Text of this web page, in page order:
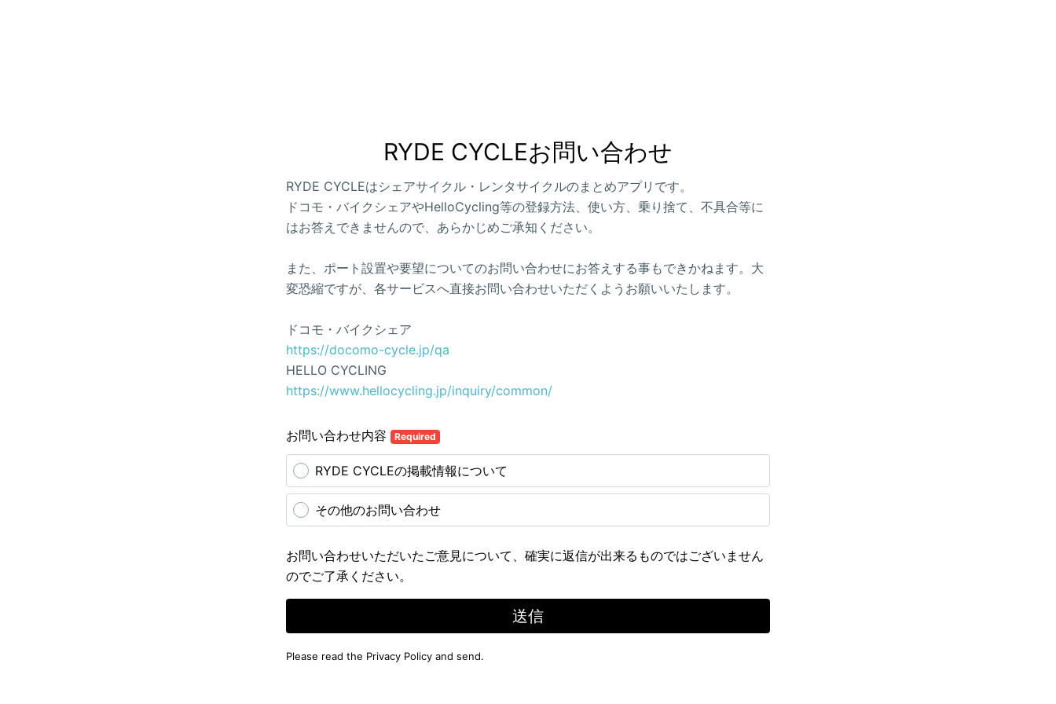
RYDE CYCLEお問い合わせ
RYDE CYCLEはシェアサイクル・レンタサイクルのまとめアプリです。
ドコモ・バイクシェアやHelloCycling等の登録方法、使い方、乗り捨て、不具合等に
はお答えできませんので、あらかじめご承知ください。
また、ポート設置や要望についてのお問い合わせにお答えする事もできかねます。大
変恐縮ですが、各サービスへ直接お問い合わせいただくようお願いいたします。
ドコモ・バイクシェア
https://docomo-cycle.jp/qa
HELLO CYCLING
https://www.hellocycling.jp/inquiry/common/
お問い合わせ内容 Required
RYDE CYCLEの掲載情報について
その他のお問い合わせ
お問い合わせいただいたご意見について、確実に返信が出来るものではございません
のでご了承ください。
送信
Please read the Privacy Policy and send.